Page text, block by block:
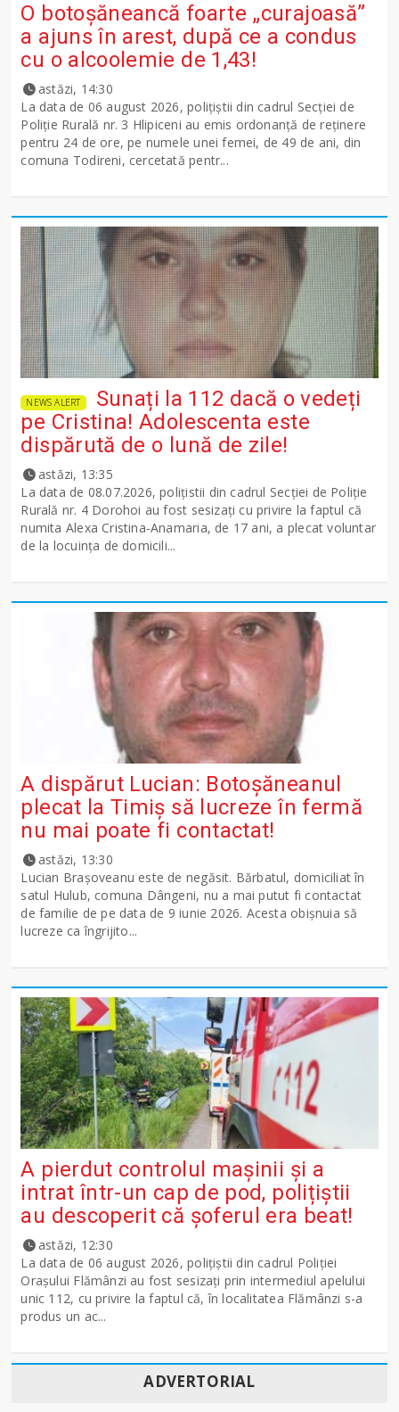
O botoșăneancă foarte „curajoasă”
a ajuns în arest, după ce a condus
cu o alcoolemie de 1,43!
astăzi, 14:30
La data de 06 august 2026, polițiștii din cadrul Secției de
Poliție Rurală nr. 3 Hlipiceni au emis ordonanță de reținere
pentru 24 de ore, pe numele unei femei, de 49 de ani, din
comuna Todireni, cercetată pentr...
NEWS ALERT
Sunați la 112 dacă o vedeți
pe Cristina! Adolescenta este
dispărută de o lună de zile!
astăzi, 13:35
La data de 08.07.2026, polițistii din cadrul Secției de Poliție
Rurală nr. 4 Dorohoi au fost sesizați cu privire la faptul că
numita Alexa Cristina-Anamaria, de 17 ani, a plecat voluntar
de la locuința de domicili...
A dispărut Lucian: Botoșăneanul
plecat la Timiș să lucreze în fermă
nu mai poate fi contactat!
astăzi, 13:30
Lucian Brașoveanu este de negăsit. Bărbatul, domiciliat în
satul Hulub, comuna Dângeni, nu a mai putut fi contactat
de familie de pe data de 9 iunie 2026. Acesta obișnuia să
lucreze ca îngrijito...
A pierdut controlul mașinii și a
intrat într-un cap de pod, polițiștii
au descoperit că șoferul era beat!
astăzi, 12:30
La data de 06 august 2026, polițiștii din cadrul Poliției
Orașului Flămânzi au fost sesizați prin intermediul apelului
unic 112, cu privire la faptul că, în localitatea Flămânzi s-a
produs un ac...
ADVERTORIAL